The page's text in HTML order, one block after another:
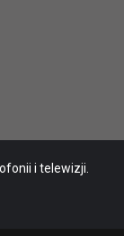
i telewizji.